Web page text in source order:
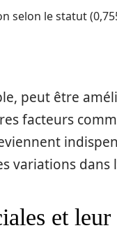
selon le statut
peut être
facteurs
variations dans
et